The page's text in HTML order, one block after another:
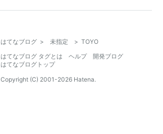
はてなブログ > 未指定 > TOYO
はてなブログ タグとは
ヘルプ
開発ブログ
はてなブログトップ
Copyright (C) 2001-2026 Hatena.